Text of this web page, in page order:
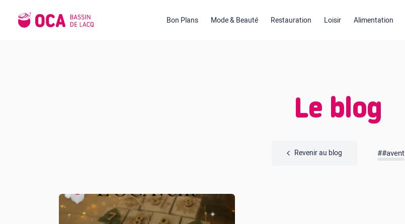
Bon Plans Mode & Beauté Restauration Loisir Alimentation
Le blog
Revenir au blog ##avent